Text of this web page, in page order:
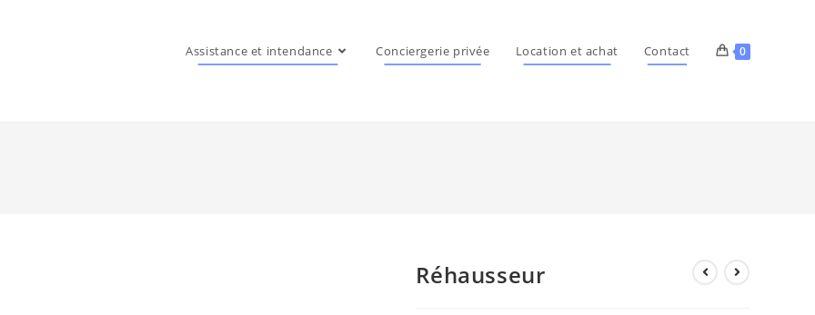
Assistance et intendance Conciergerie privée Location et achat Contact 0
Réhausseur